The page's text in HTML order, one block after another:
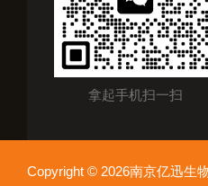
拿起手机扫一扫
Copyright © 2026南京亿迅生